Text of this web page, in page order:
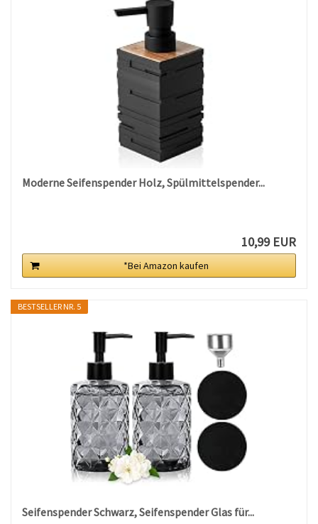
Moderne Seifenspender Holz, Spülmittelspender...
10,99 EUR
*Bei Amazon kaufen
BESTSELLER NR. 5
Seifenspender Schwarz, Seifenspender Glas für...